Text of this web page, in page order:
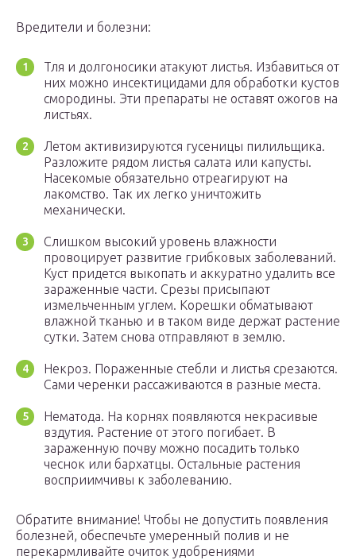
Вредители и болезни:
Тля и долгоносики атакуют листья. Избавиться от
них можно инсектицидами для обработки кустов
смородины. Эти препараты не оставят ожогов на
листьях.
Летом активизируются гусеницы пилильщика.
Разложите рядом листья салата или капусты.
Насекомые обязательно отреагируют на
лакомство. Так их легко уничтожить
механически.
Слишком высокий уровень влажности
провоцирует развитие грибковых заболеваний.
Куст придется выкопать и аккуратно удалить все
зараженные части. Срезы присыпают
измельченным углем. Корешки обматывают
влажной тканью и в таком виде держат растение
сутки. Затем снова отправляют в землю.
Некроз. Пораженные стебли и листья срезаются.
Сами черенки рассаживаются в разные места.
Нематода. На корнях появляются некрасивые
вздутия. Растение от этого погибает. В
зараженную почву можно посадить только
чеснок или бархатцы. Остальные растения
восприимчивы к заболеванию.
Обратите внимание! Чтобы не допустить появления
болезней, обеспечьте умеренный полив и не
перекармливайте очиток удобрениями